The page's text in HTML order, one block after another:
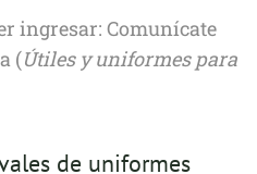
ingresar: Comunícate
(Útiles y uniformes para
de uniformes